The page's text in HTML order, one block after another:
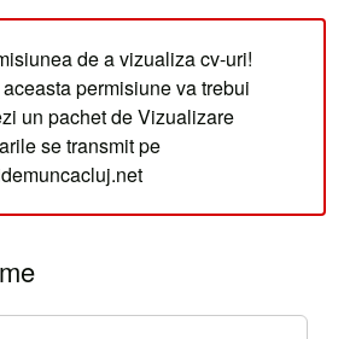
de a vizualiza cv-uri!
permisiune va trebui
un pachet de Vizualizare
se transmit pe